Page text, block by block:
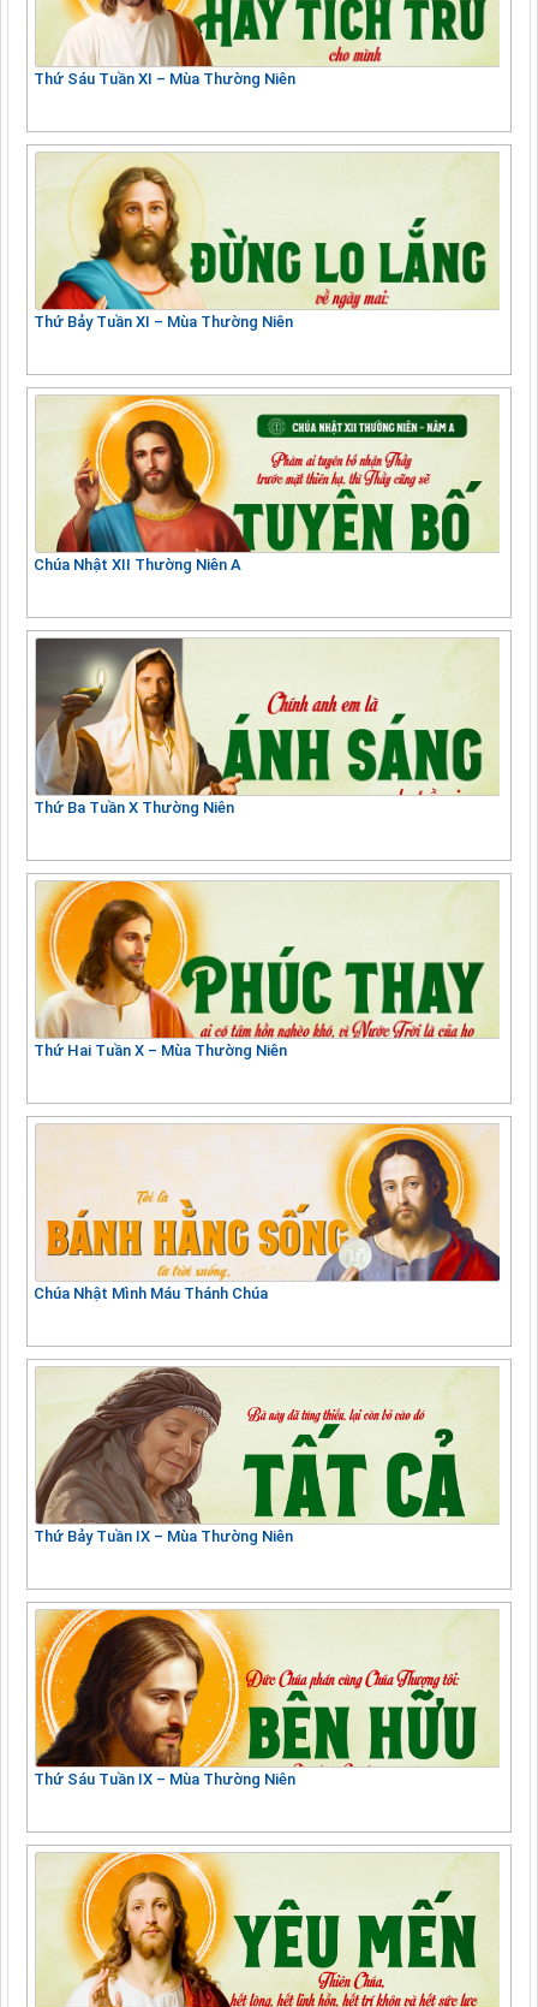
Thứ Sáu Tuần XI – Mùa Thường Niên
Thứ Bảy Tuần XI – Mùa Thường Niên
Chúa Nhật XII Thường Niên A
Thứ Ba Tuần X Thường Niên
Thứ Hai Tuần X – Mùa Thường Niên
Chúa Nhật Mình Máu Thánh Chúa
Thứ Bảy Tuần IX – Mùa Thường Niên
Thứ Sáu Tuần IX – Mùa Thường Niên